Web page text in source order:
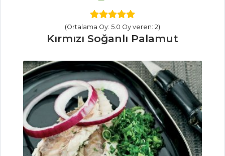
Biber Borani
Fıstıklı Meze
Paşa Mezesi
Mezeler Tüm
Tarifleri
MASTERCHEF
(Ortalama Oy: 5.0 Oy veren: 2)
Kırmızı Soğanlı Palamut